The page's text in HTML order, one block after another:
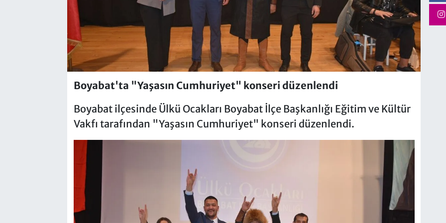
Boyabat'ta "Yaşasın Cumhuriyet" konseri düzenlendi
Boyabat ilçesinde Ülkü Ocakları Boyabat İlçe Başkanlığı Eğitim ve Kültür
Vakfı tarafından "Yaşasın Cumhuriyet" konseri düzenlendi.